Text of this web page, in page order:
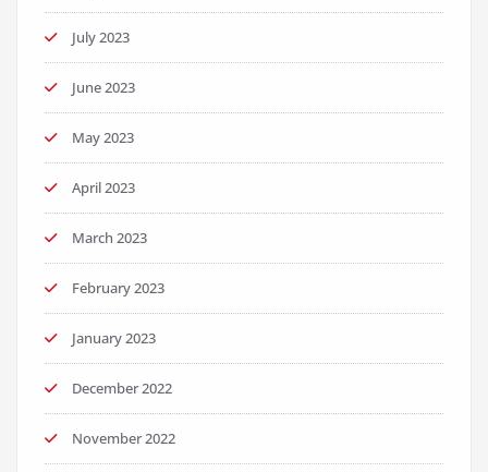
July 2023
June 2023
May 2023
April 2023
March 2023
February 2023
January 2023
December 2022
November 2022